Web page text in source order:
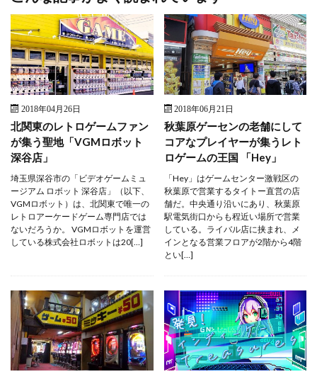
2018年04月26日
北関東のレトロゲームファン
が集う聖地「VGMロボット
深谷店」
埼玉県深谷市の「ビデオゲームミュ
ージアム ロボット 深谷店」（以下、
VGMロボット）は、北関東で唯一の
レトロアーケードゲーム専門店では
ないだろうか。 VGMロボットを運営
している株式会社ロボットは20[…]
2018年06月21日
秋葉原ゲーセンの老舗にして
コアなプレイヤーが集うレト
ロゲームの王国 「Hey」
「Hey」はゲームセンター激戦区の
秋葉原で営業するタイトー直営の店
舗だ。中央通り沿いにあり、秋葉原
駅電気街口からも程近い場所で営業
している。ライバル店に挟まれ、メ
インとなる営業フロアが2階から4階
とい[…]